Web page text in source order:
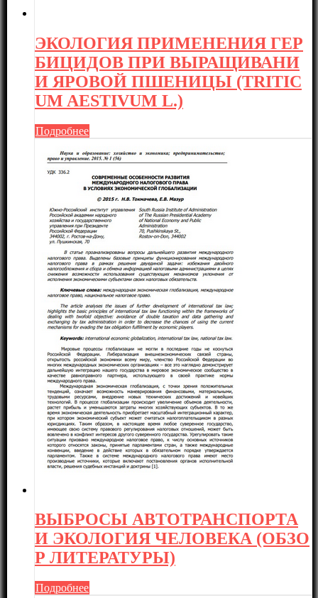
ЭКОЛОГИЯ ПРИМЕНЕНИЯ ГЕР
БИЦИДОВ ПРИ ВЫРАЩИВАНИ
И ЯРОВОЙ ПШЕНИЦЫ (TRITIC
UM AESTIVUM L.)
Подробнее
ВЫБРОСЫ АВТОТРАНСПОРТА
И ЭКОЛОГИЯ ЧЕЛОВЕКА (ОБЗО
Р ЛИТЕРАТУРЫ)
Подробнее